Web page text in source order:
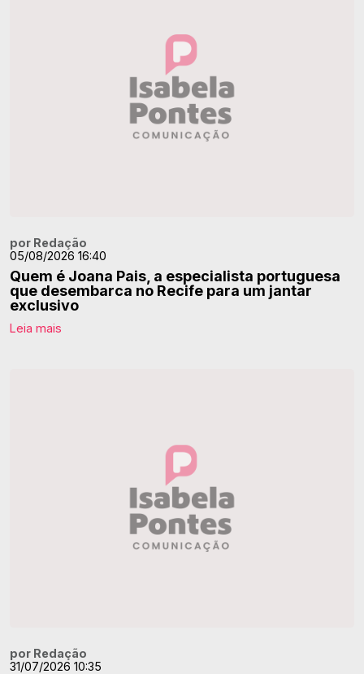
por Redação
05/08/2026 16:40
Quem é Joana Pais, a especialista portuguesa
que desembarca no Recife para um jantar
exclusivo
Leia mais
por Redação
31/07/2026 10:35